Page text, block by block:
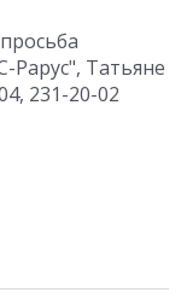
Рарус", Татьяне
231-20-02